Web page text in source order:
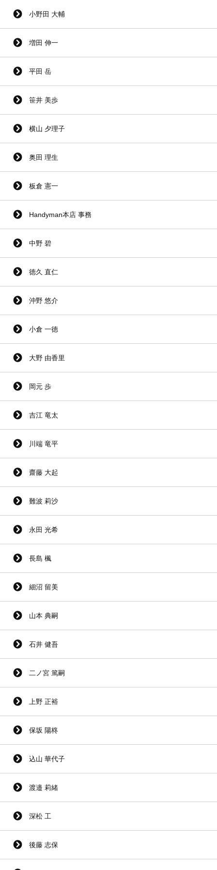
小野田 大輔
増田 伸一
平田 岳
笹井 美歩
横山 夕理子
奥田 理生
板倉 憲一
Handyman本店 事務
中野 碧
徳久 直仁
沖野 悠介
小倉 一徳
大野 由香里
岡元 歩
吉江 竜太
川端 竜平
齋藤 大起
難波 莉沙
永田 光希
長島 楓
細沼 留美
山本 典嗣
石井 健吾
二ノ宮 篤嗣
上野 正裕
保坂 陽柊
込山 華代子
渡邉 莉緒
深松 工
後藤 志保